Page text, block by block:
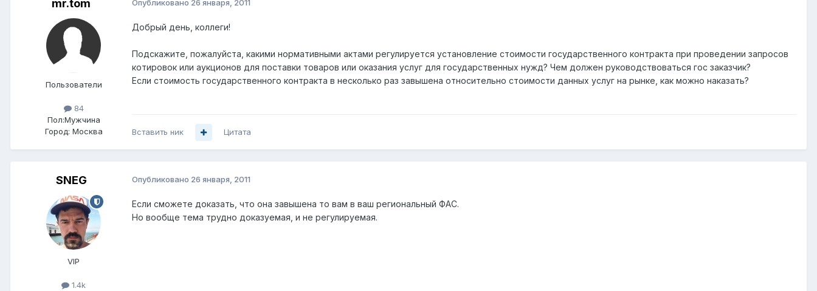
mr.tom
Пользователи
84
Пол:Мужчина
Город: Москва
Опубликовано 26 января, 2011
Добрый день, коллеги!
Подскажите, пожалуйста, какими нормативными актами регулируется установление стоимости государственного контракта при проведении запросов
котировок или аукционов для поставки товаров или оказания услуг для государственных нужд? Чем должен руководствоваться гос заказчик?
Если стоимость государственного контракта в несколько раз завышена относительно стоимости данных услуг на рынке, как можно наказать?
Вставить ник Цитата
SNEG
VIP
1.4k
Опубликовано 26 января, 2011
Если сможете доказать, что она завышена то вам в ваш региональный ФАС.
Но вообще тема трудно доказуемая, и не регулируемая.